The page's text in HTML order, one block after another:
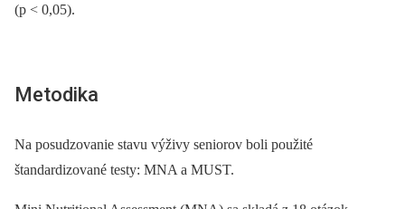
(p < 0,05).
Metodika
Na posudzovanie stavu výživy seniorov boli použité
štandardizované testy: MNA a MUST.